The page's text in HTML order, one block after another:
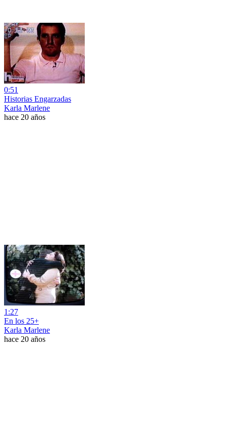
0:51
Historias Engarzadas
Karla Marlene
hace 20 años
1:27
En los 25+
Karla Marlene
hace 20 años